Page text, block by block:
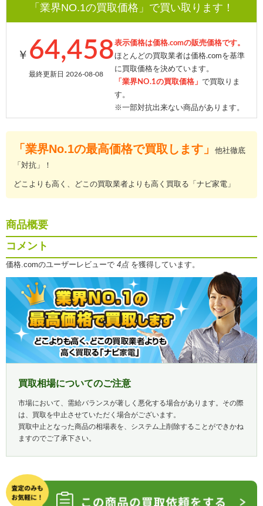
「業界NO.1の買取価格」で買い取ります！
￥ 64,458
最終更新日 2026-08-08
表示価格は価格.comの販売価格です。
ほとんどの買取業者は価格.comを基準
に買取価格を決めています。
「業界NO.1の買取価格」 で買取りま
す。
※一部対抗出来ない商品があります。
「業界No.1の最高価格で買取します」
他社徹底
「対抗」！
どこよりも高く、どこの買取業者よりも高く買取る「ナビ家電」
商品概要
コメント
価格.comのユーザーレビューで 4点を獲得しています。
買取相場についてのご注意
市場において、需給バランスが著しく悪化する場合があります。その際
は、買取を中止させていただく場合がございます。
買取中止となった商品の相場表を、システム上削除することができかね
ますのでご了承下さい。